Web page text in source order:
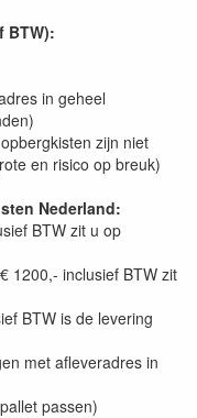
BTW):
in geheel
zijn niet
en risico op breuk)
Nederland:
BTW zit u op
1200,- inclusief BTW zit
BTW is de levering
met afleveradres in
passen)